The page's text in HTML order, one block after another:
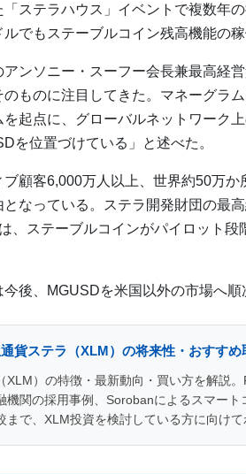
「ステラハウス」イベントで複数年
でもステーブルコイン残高機能の稼
アンソニー・スーフー会長兼最高経
のものに注目してきた。マネーグラ
を起点に、グローバルネットワーク
を位置づけている」と述べた。
ブ顧客6,000万人以上、世界約50万
となっている。ステラ開発財団の最
、ステーブルコインがパイロット
後、MGUSDを米国以外の市場へ順
貨ステラ（XLM）の将来性・おすす
XLM）の特徴・最新動向・買い方を解説
機関の採用事例、Sorobanによるスマー
まで、XLM投資を検討している方に向けて